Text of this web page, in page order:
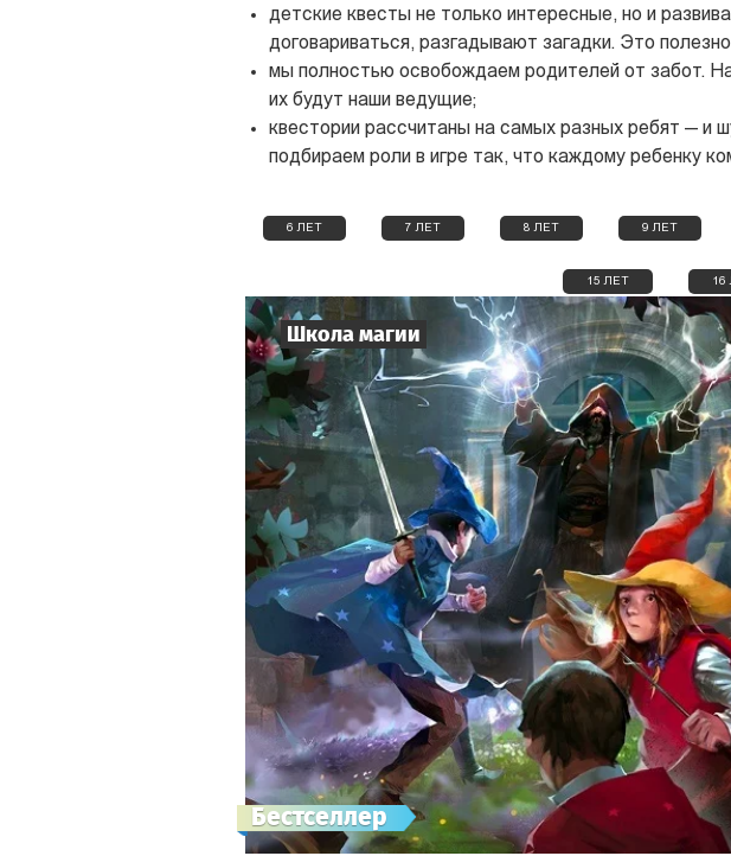
детские квесты не только интересные, но и
договариваться, разгадывают загадки. Это
мы полностью освобождаем родителей от забот.
их будут наши ведущие;
квестории рассчитаны на самых разных ребят — и
подбираем роли в игре так, что каждому ребенку
6 ЛЕТ 7 ЛЕТ 8 ЛЕТ 9 ЛЕТ
15 ЛЕТ 16
Школа магии
Бестселлер